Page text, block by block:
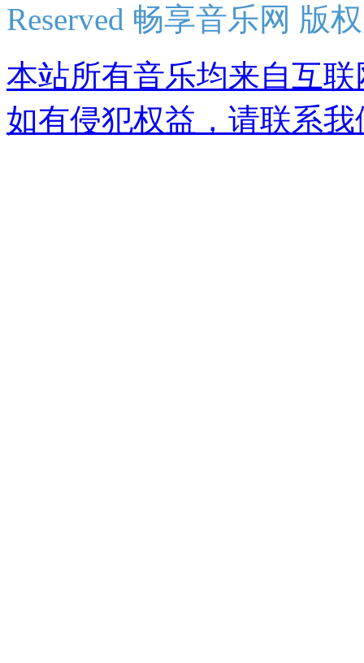
Reserved 畅享音乐网 版
本站所有音乐均来自互
如有侵犯权益，请联系